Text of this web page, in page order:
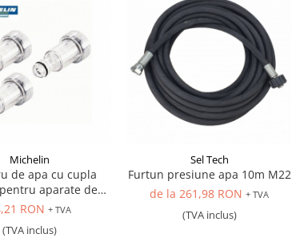
Michelin
de apa cu cupla
aparate de
3 buc.
RON + TVA
(TVA inclus)
Sel Tech
Furtun presiune apa 10m M22
de la 261,98 RON + TVA
(TVA inclus)